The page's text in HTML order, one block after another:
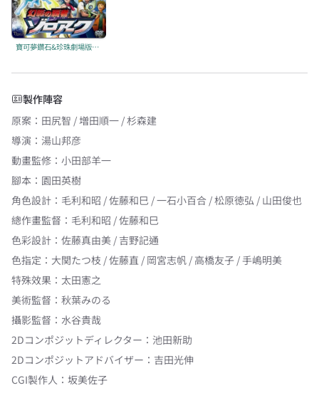
寶可夢鑽石&珍珠劇場版：幻影的霸者 索羅亞克
製作陣容
原案 ： 田尻智 / 増田順一 / 杉森建
導演 ： 湯山邦彦
動畫監修 ： 小田部羊一
腳本 ： 園田英樹
角色設計 ： 毛利和昭 / 佐藤和巳 / 一石小百合 / 松原徳弘 / 山田俊也
總作畫監督 ： 毛利和昭 / 佐藤和巳
色彩設計 ： 佐藤真由美 / 吉野記通
色指定 ： 大関たつ枝 / 佐藤直 / 岡宮志帆 / 高橋友子 / 手嶋明美
特殊效果 ： 太田憲之
美術監督 ： 秋葉みのる
攝影監督 ： 水谷貴哉
2Dコンポジットディレクター ： 池田新助
2Dコンポジットアドバイザー ： 吉田光伸
CGI製作人 ： 坂美佐子